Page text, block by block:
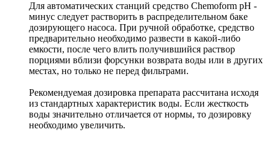
Для автоматических станций средство Chemoform рН -
минус следует растворить в распределительном баке
дозирующего насоса. При ручной обработке, средство
предварительно необходимо развести в какой-либо
емкости, после чего влить получившийся раствор
порциями вблизи форсунки возврата воды или в других
местах, но только не перед фильтрами.
Рекомендуемая дозировка препарата рассчитана исходя
из стандартных характеристик воды. Если жесткость
воды значительно отличается от нормы, то дозировку
необходимо увеличить.